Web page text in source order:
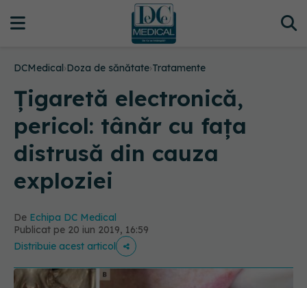
DCMedical›Doza de sănătate›Tratamente
Țigaretă electronică,
pericol: tânăr cu fața
distrusă din cauza
exploziei
De Echipa DC Medical
Publicat pe 20 iun 2019, 16:59
Distribuie acest articol